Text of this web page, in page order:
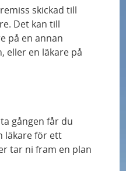
n
k
skickad till
Det kan till
på en annan
eller en läkare på
gången får du
läkare för ett
tar ni fram en plan